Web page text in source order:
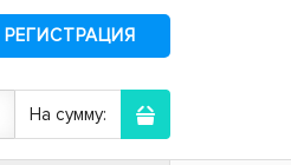
РЕГИСТРАЦИЯ
На сумму: